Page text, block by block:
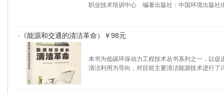
职业技术培训中心 编著出版社：中国环境出版社
· 《能源和交通的清洁革命）￥98元
本书为低碳环保动力工程技术丛书系列之一，以促
清洁利用为导向，对目前主要清洁能源技术进行了